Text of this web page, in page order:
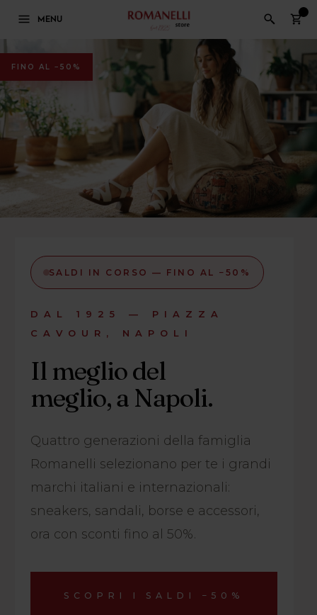
MENU
FINO AL −50%
SALDI IN CORSO — FINO AL −50%
DAL 1925 — PIAZZA
CAVOUR, NAPOLI
Il meglio del
meglio, a Napoli.
Quattro generazioni della famiglia
Romanelli selezionano per te i grandi
marchi italiani e internazionali:
sneakers, sandali, borse e accessori,
ora con sconti fino al 50%.
SCOPRI I SALDI −50%